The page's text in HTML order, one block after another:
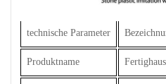
technische Parameter
Produktname Fertighaus